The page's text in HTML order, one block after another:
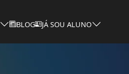
BLOG JÁ SOU ALUNO